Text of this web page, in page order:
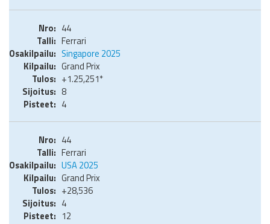
44
Ferrari
Singapore 2025
Grand Prix
+1.25,251*
8
4
44
Ferrari
USA 2025
Grand Prix
+28,536
4
12